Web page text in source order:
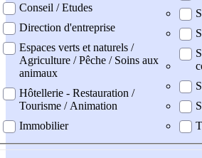
Conseil / Etudes
Direction d'entreprise
Espaces verts et naturels /
Agriculture / Pêche / Soins aux
animaux
Hôtellerie - Restauration /
Tourisme / Animation
Immobilier